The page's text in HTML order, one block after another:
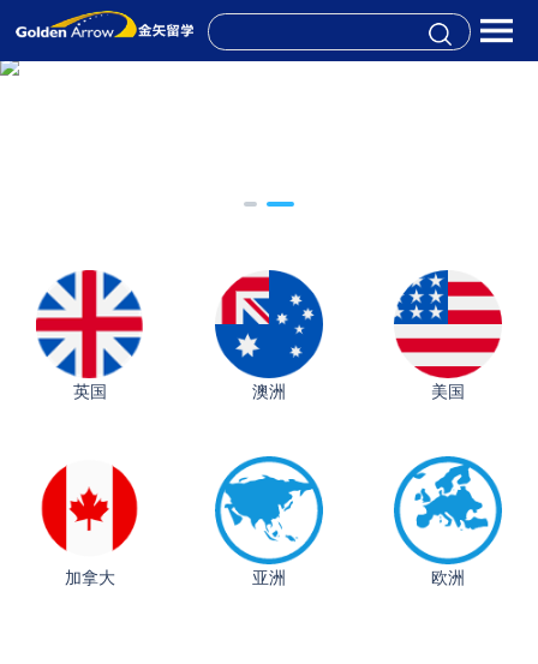
英国 澳洲 美国
加拿大 亚洲 欧洲
从上海财大2+2到谢菲尔德：低均分逆袭QS百强金